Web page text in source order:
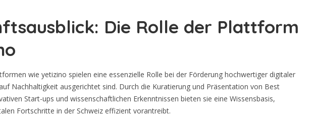
Die Rolle der Plattform
wie yetizino spielen eine essenzielle Rolle bei der Förderung hochwertiger digitaler
Nachhaltigkeit ausgerichtet sind. Durch die Kuratierung und Präsentation von Best
Start-ups und wissenschaftlichen Erkenntnissen bieten sie eine Wissensbasis,
Fortschritte in der Schweiz effizient vorantreibt.